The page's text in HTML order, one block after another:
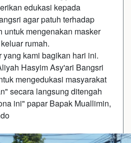
edukasi kepada
agar patuh terhadap
untuk mengenakan masker
rumah.
kami bagikan hari ini.
Hasyim Asy'ari Bangsri
mengedukasi masyarakat
secara langsung ditengah
ini" papar Bapak Muallimin,